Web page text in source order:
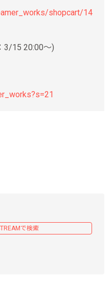
shopcart/14
3/15 20:00〜)
で検索